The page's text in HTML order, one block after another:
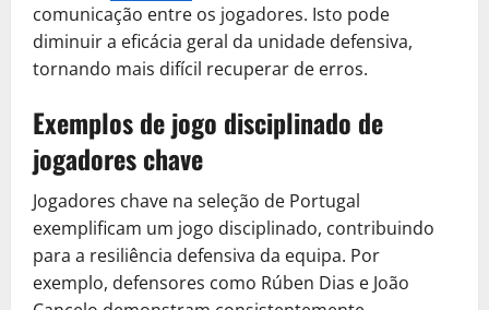
comunicação entre os jogadores. Isto pode
diminuir a eficácia geral da unidade defensiva,
tornando mais difícil recuperar de erros.
Exemplos de jogo disciplinado de
jogadores chave
Jogadores chave na seleção de Portugal
exemplificam um jogo disciplinado, contribuindo
para a resiliência defensiva da equipa. Por
exemplo, defensores como Rúben Dias e João